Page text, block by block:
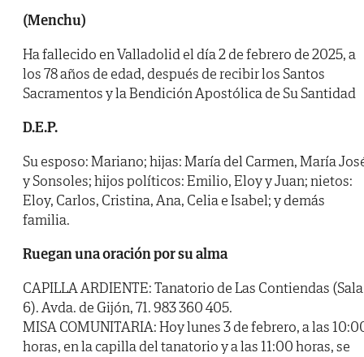
(Menchu)
Ha fallecido en Valladolid el día 2 de febrero de 2025, a
los 78 años de edad, después de recibir los Santos
Sacramentos y la Bendición Apostólica de Su Santidad
D.E.P.
Su esposo: Mariano; hijas: María del Carmen, María
y Sonsoles; hijos políticos: Emilio, Eloy y Juan; nietos:
Eloy, Carlos, Cristina, Ana, Celia e Isabel; y demás
familia.
Ruegan una oración por su alma
CAPILLA ARDIENTE: Tanatorio de Las Contiendas (Sala
6). Avda. de Gijón, 71. 983 360 405.
MISA COMUNITARIA: Hoy lunes 3 de febrero, a las
horas, en la capilla del tanatorio y a las 11:00 horas, se